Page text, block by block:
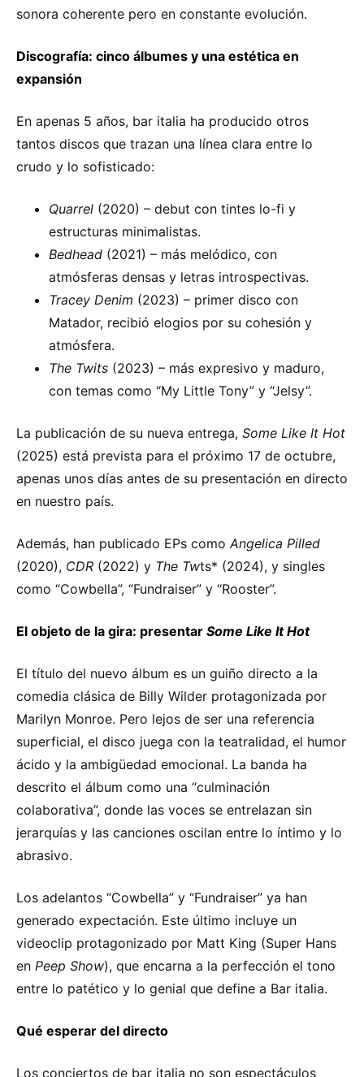
sonora coherente pero en constante evolución.
Discografía: cinco álbumes y una estética en
expansión
En apenas 5 años, bar italia ha producido otros
tantos discos que trazan una línea clara entre lo
crudo y lo sofisticado:
Quarrel (2020) – debut con tintes lo-fi y
estructuras minimalistas.
Bedhead (2021) – más melódico, con
atmósferas densas y letras introspectivas.
Tracey Denim (2023) – primer disco con
Matador, recibió elogios por su cohesión y
atmósfera.
The Twits (2023) – más expresivo y maduro,
con temas como “My Little Tony” y “Jelsy”.
La publicación de su nueva entrega, Some Like It Hot
(2025) está prevista para el próximo 17 de octubre,
apenas unos días antes de su presentación en directo
en nuestro país.
Además, han publicado EPs como Angelica Pilled
(2020), CDR (2022) y The Twts* (2024), y singles
como “Cowbella”, “Fundraiser” y “Rooster”.
El objeto de la gira: presentar Some Like It Hot
El título del nuevo álbum es un guiño directo a la
comedia clásica de Billy Wilder protagonizada por
Marilyn Monroe. Pero lejos de ser una referencia
superficial, el disco juega con la teatralidad, el humor
ácido y la ambigüedad emocional. La banda ha
descrito el álbum como una “culminación
colaborativa”, donde las voces se entrelazan sin
jerarquías y las canciones oscilan entre lo íntimo y lo
abrasivo.
Los adelantos “Cowbella” y “Fundraiser” ya han
generado expectación. Este último incluye un
videoclip protagonizado por Matt King (Super Hans
en Peep Show), que encarna a la perfección el tono
entre lo patético y lo genial que define a Bar italia.
Qué esperar del directo
Los conciertos de bar italia no son espectáculos